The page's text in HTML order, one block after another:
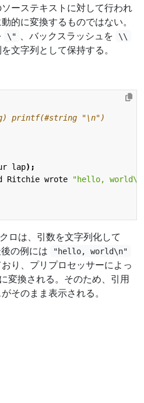
ーステキストに対して行われ
的に変換するものではない。
\" 、バックスラッシュを \\
文字列として保持する。
lap);
Ritchie wrote "hello, world\n
ロは、引数を文字列化して
の例には "hello, world\n"
り、プリプロセッサーによっ
に変換される。そのため、引用
そのまま表示される。